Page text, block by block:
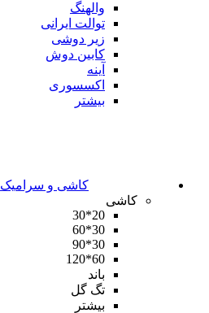
والهنگ
توالت ایرانی
زیر دوشی
کابین دوش
آینه
اکسسوری
بیشتر
کاشی و سرامیک
کاشی
20*30
30*60
30*90
60*120
باند
تگ گل
بیشتر